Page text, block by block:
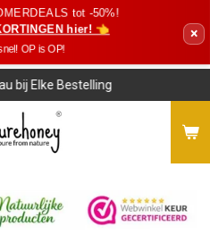
tot -50%!
hier! 👈
OP is OP!
×
bij Elke Bestelling